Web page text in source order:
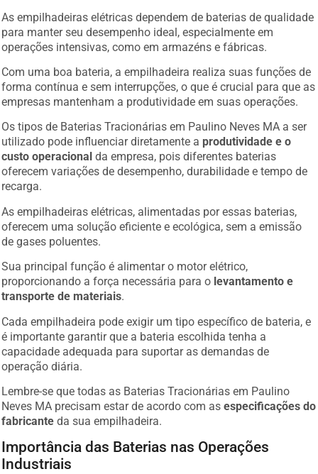
As empilhadeiras elétricas dependem de baterias de qualidade
para manter seu desempenho ideal, especialmente em
operações intensivas, como em armazéns e fábricas.
Com uma boa bateria, a empilhadeira realiza suas funções de
forma contínua e sem interrupções, o que é crucial para que as
empresas mantenham a produtividade em suas operações.
Os tipos de Baterias Tracionárias em Paulino Neves MA a ser
utilizado pode influenciar diretamente a produtividade e o
custo operacional da empresa, pois diferentes baterias
oferecem variações de desempenho, durabilidade e tempo de
recarga.
As empilhadeiras elétricas, alimentadas por essas baterias,
oferecem uma solução eficiente e ecológica, sem a emissão
de gases poluentes.
Sua principal função é alimentar o motor elétrico,
proporcionando a força necessária para o levantamento e
transporte de materiais.
Cada empilhadeira pode exigir um tipo específico de bateria, e
é importante garantir que a bateria escolhida tenha a
capacidade adequada para suportar as demandas de
operação diária.
Lembre-se que todas as Baterias Tracionárias em Paulino
Neves MA precisam estar de acordo com as especificações do
fabricante da sua empilhadeira.
Importância das Baterias nas Operações
Industriais